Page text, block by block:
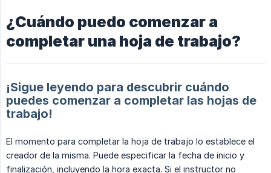
¿Cuándo puedo comenzar a
completar una hoja de trabajo?
¡Sigue leyendo para descubrir cuándo
puedes comenzar a completar las hojas de
trabajo!
El momento para completar la hoja de trabajo lo establece el
creador de la misma. Puede especificar la fecha de inicio y
finalización, incluyendo la hora exacta. Si el instructor no